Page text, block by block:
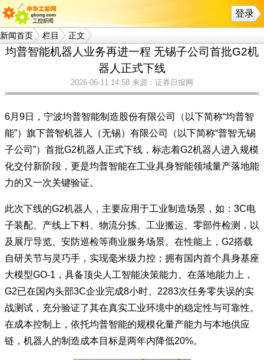
登录
新闻首页 栏目 正文
均普智能机器人业务再进一程 无锡子公司首批G2机
器人正式下线
2026-06-11 14:58 来源：证券日报网
6月9日，宁波均普智能制造股份有限公司（以下简称“均普智
能”）旗下普智机器人（无锡）有限公司（以下简称“普智无锡
子公司”）首批G2机器人正式下线，标志着G2机器人进入规模
化交付新阶段，更是均普智能在工业具身智能领域量产落地能
力的又一次关键验证。
此次下线的G2机器人，主要应用于工业制造场景，如：3C电
子装配、产线上下料、物流分拣、工业搬运、零部件检测，以
及展厅导览、安防巡检等商业服务场景。在性能上，G2搭载
自研关节与灵巧手，实现毫米级力控；拥有国内首个具身基座
大模型GO-1，具备顶尖人工智能决策能力。在落地能力上，
G2已在国内头部3C企业完成8小时、2283次任务零失误的实
战测试，充分验证了其在真实工业环境中的稳定性与可靠性。
在成本控制上，依托均普智能的规模化量产能力与本地供应
链，机器人的制造成本目标是两年内降低20%。